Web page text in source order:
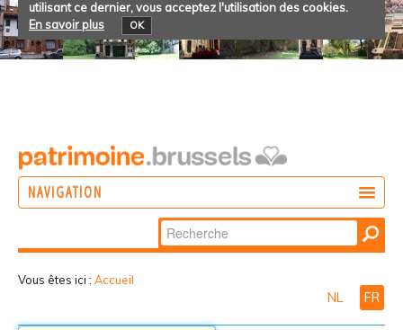
utilisant ce dernier, vous acceptez l'utilisation des cookies.
En savoir plus
OK
NAVIGATION
Chercher par
Recherche
Vous êtes ici : Accueil
NL FR